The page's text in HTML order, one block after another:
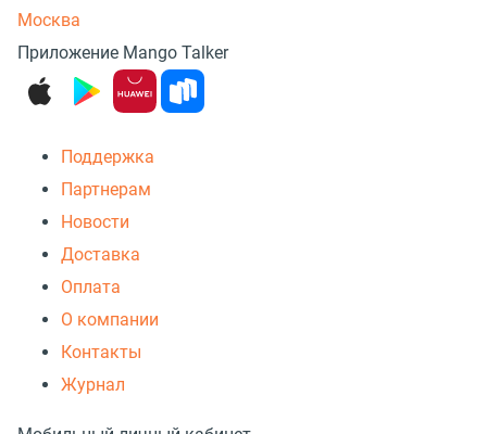
Москва
Приложение Mango Talker
Поддержка
Партнерам
Новости
Доставка
Оплата
О компании
Контакты
Журнал